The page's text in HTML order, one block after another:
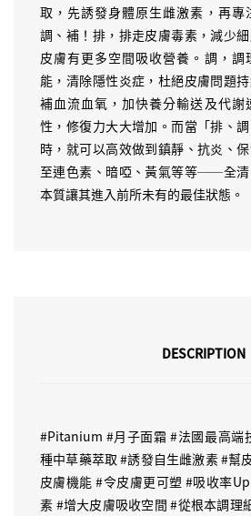
取，先誘發身體原生雌激素，再專
調、補！排，排走皮膚毒素，減少
皮膚有更多空間吸收營養。調，調
能，清除隱性炎症，杜絕皮膚問題
補血流血氧，加快養分輸送及代謝
性，修復力大大增加。而當「排、
時，就可以高效做到鎮靜、抗炎、
至連色素、暗啞、黃氣等等──全清
本質讓其進入前所未有的最佳狀態。
DESCRIPTION
#Pitanium #月子面霜 #法國最高端
種中草藥萃取 #誘發自生雌激素 #幫
皮膚機能 #令皮膚更可塑 #吸收率
素 #增大皮膚吸收空間 #從根本調理